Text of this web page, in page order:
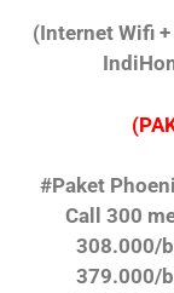
(Internet Wifi
#Paket
Call 300
308.000/
379.000/